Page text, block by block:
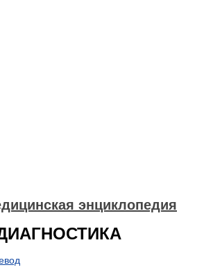
энциклопедия